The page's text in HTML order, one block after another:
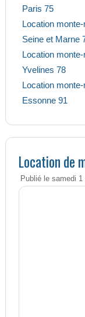
Paris 75
Location
Seine et Marne
Location
Yvelines 78
Location
Essonne 91
Location de
Publié le samedi